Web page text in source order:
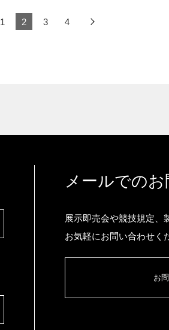
1 2 3 4
メールでの
展示即売会や競技規定、
お気軽にお問い合わせく
お